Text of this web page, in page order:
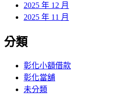
2025 年 12 月
2025 年 11 月
分類
彰化小額借款
彰化當舖
未分類